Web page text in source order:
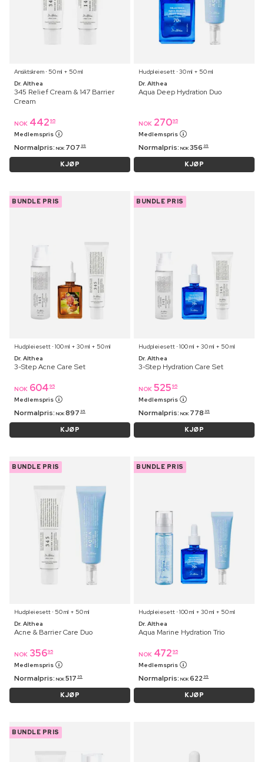
Ansiktskrem ⋅ 50 ml + 50 ml
Dr. Althea
345 Relief Cream & 147 Barrier
Cream
NOK 442 95
Medlemspris
Normalpris: NOK 707 95
KJØP
Hudpleiesett ⋅ 30 ml + 50 ml
Dr. Althea
Aqua Deep Hydration Duo
NOK 27095
Medlemspris
Normalpris: NOK 356 95
KJØP
BUNDLE PRIS
Hudpleiesett ⋅ 100 ml + 30 ml + 50 ml
Dr. Althea
3-Step Acne Care Set
NOK 604 95
Medlemspris
Normalpris: NOK 897 95
KJØP
BUNDLE PRIS
Hudpleiesett ⋅ 100 ml + 30 ml + 50 ml
Dr. Althea
3-Step Hydration Care Set
NOK 525 95
Medlemspris
Normalpris: NOK 778 95
KJØP
BUNDLE PRIS
Hudpleiesett ⋅ 50 ml + 50 ml
Dr. Althea
Acne & Barrier Care Duo
NOK 35695
Medlemspris
Normalpris: NOK 517 95
KJØP
BUNDLE PRIS
Hudpleiesett ⋅ 100 ml + 30 ml + 50 ml
Dr. Althea
Aqua Marine Hydration Trio
NOK 472 95
Medlemspris
Normalpris: NOK 622 95
KJØP
BUNDLE PRIS